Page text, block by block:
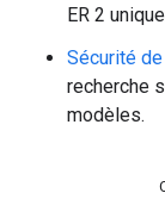
ER 2
Sécurité
recherche
modèles.